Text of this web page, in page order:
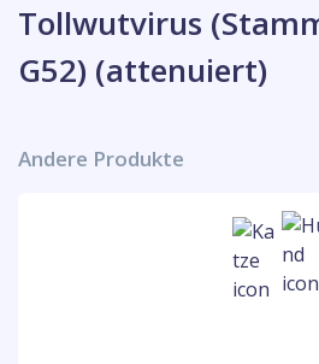
Tollwutvirus
G52) (attenuiert)
Andere Produkte